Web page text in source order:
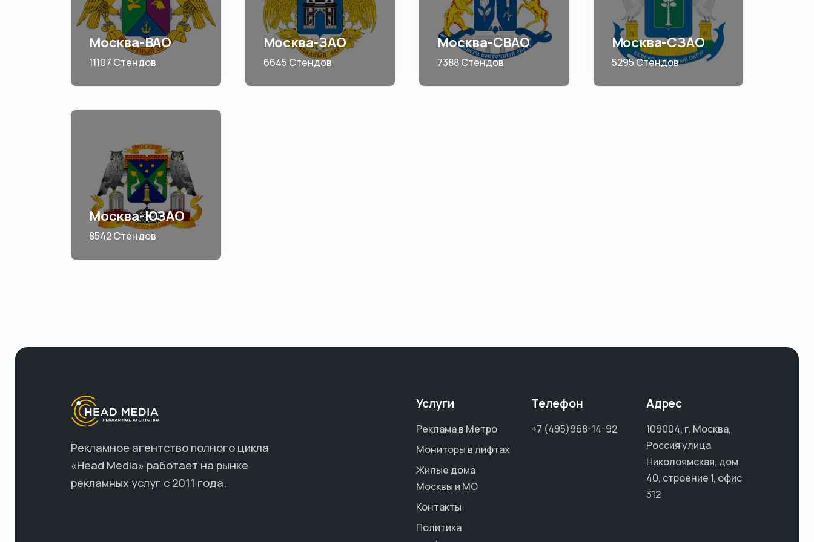
Москва-ВАО
11107 Стендов
Москва-ЗАО
6645 Стендов
Москва-СВАО
7388 Стендов
Москва-СЗАО
5295 Стендов
Москва-ЮЗАО
8542 Стендов
Рекламное агентство полного цикла
«Head Media» работает на рынке
рекламных услуг с 2011 года.
Услуги
Реклама в Метро
Мониторы в лифтах
Жилые дома
Москвы и МО
Контакты
Политика
Телефон
+7 (495)968-14-92
Адрес
109004, г. Москва,
Россия улица
Николоямская, дом
40, строение 1, офис
312